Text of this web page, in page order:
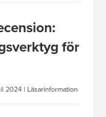
för
2024 | Läsarinformation